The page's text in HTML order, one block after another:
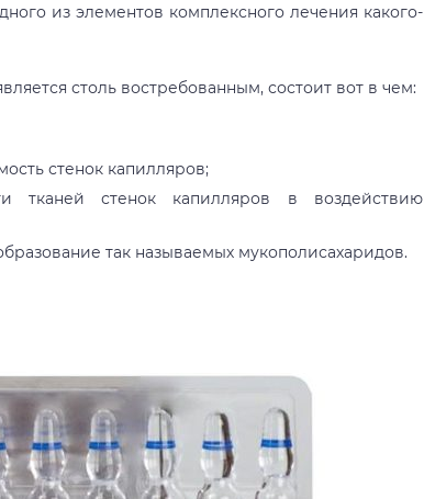
из элементов комплексного лечения какого-
столь востребованным, состоит вот в чем:
стенок капилляров;
тканей стенок капилляров в воздействию
так называемых мукополисахаридов.